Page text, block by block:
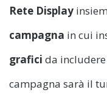
Rete Display
campagna in cui
grafici da
campagna sarà il